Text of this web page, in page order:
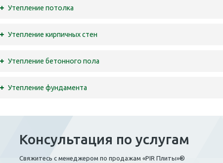
Утепление потолка
Утепление кирпичных стен
Утепление бетонного пола
Утепление фундамента
Консультация по услугам
Свяжитесь с менеджером по продажам «PIR Плиты»®